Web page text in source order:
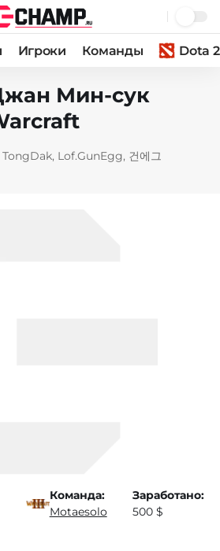
Игроки Команды Dota 2
Мин-сук
Lof.GunEgg, 건에그
Команда:
Motaesolo
Заработано:
500 $